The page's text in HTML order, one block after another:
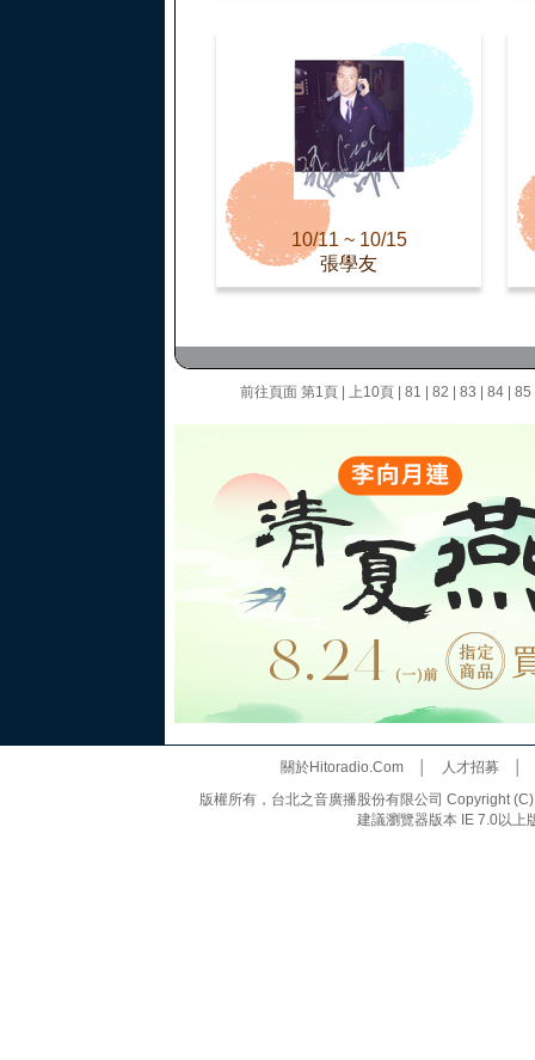
10/11 ~ 10/15
張學友
前往頁面 第1頁 上10頁 81 82 83 84 85
關於Hitoradio.Com│ 人才招募
版權所有，台北之音廣播股份有限公司 Copyright
建議瀏覽器版本 IE 7.0以上